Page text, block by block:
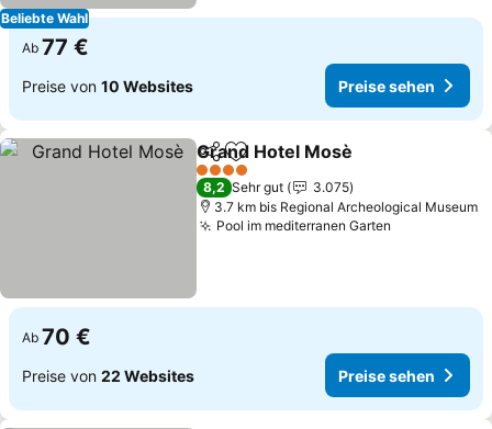
Beliebte Wahl
Ab 77 €
Preise von 10 Websites Preise sehen
TeilenZu Favoriten hinzufügen
Grand Hotel Mosè
4 Sterne
8,2 Sehr gut
3.075
3.7 km bis Regional Archeological Museum
Pool im mediterranen Garten
Ab 70 €
Preise von 22 Websites Preise sehen